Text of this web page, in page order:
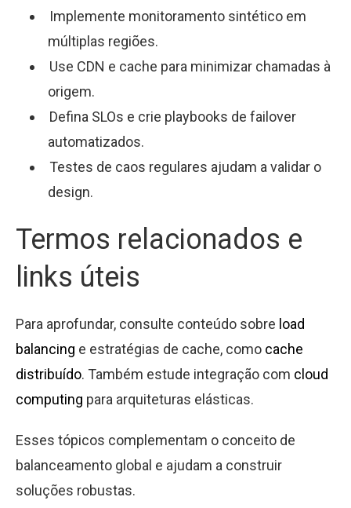
Implemente monitoramento sintético em
múltiplas regiões.
Use CDN e cache para minimizar chamadas à
origem.
Defina SLOs e crie playbooks de failover
automatizados.
Testes de caos regulares ajudam a validar o
design.
Termos relacionados e
links úteis
Para aprofundar, consulte conteúdo sobre load
balancing e estratégias de cache, como cache
distribuído. Também estude integração com cloud
computing para arquiteturas elásticas.
Esses tópicos complementam o conceito de
balanceamento global e ajudam a construir
soluções robustas.